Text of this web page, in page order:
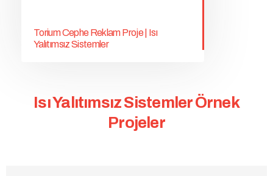
Torium Cephe Reklam Proje | Isı
Yalıtımsız Sistemler
Isı Yalıtımsız Sistemler Örnek
Projeler